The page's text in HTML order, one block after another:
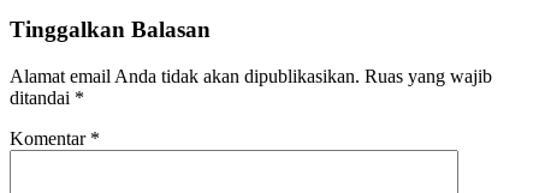
Tinggalkan Balasan
Alamat email Anda tidak akan dipublikasikan. Ruas yang wajib
ditandai *
Komentar *